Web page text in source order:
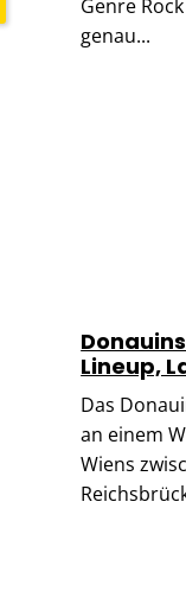
Genre
genau...
Lineup,
Das
an einem
Wiens